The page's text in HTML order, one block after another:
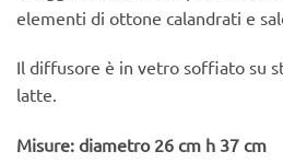
elementi di ottone calandrati e
Il diffusore è in vetro soffiato su
latte.
Misure: diametro 26 cm h 37 cm